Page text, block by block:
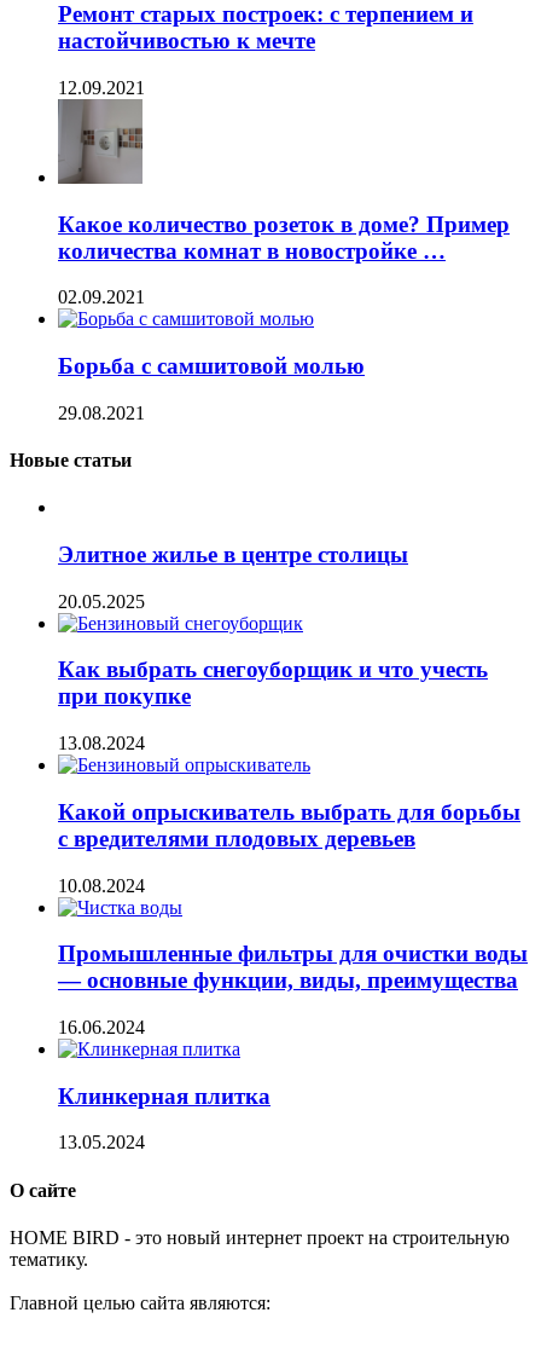
Ремонт старых построек: с терпением и
настойчивостью к мечте
12.09.2021
Какое количество розеток в доме? Пример
количества комнат в новостройке …
02.09.2021
Борьба с самшитовой молью
29.08.2021
Новые статьи
Элитное жилье в центре столицы
20.05.2025
Как выбрать снегоуборщик и что учесть
при покупке
13.08.2024
Какой опрыскиватель выбрать для борьбы
с вредителями плодовых деревьев
10.08.2024
Промышленные фильтры для очистки воды
— основные функции, виды, преимущества
16.06.2024
Клинкерная плитка
13.05.2024
О сайте
HOME BIRD - это новый интернет проект на строительную
тематику.
Главной целью сайта являются: